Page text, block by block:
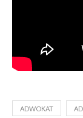
ADWOKAT